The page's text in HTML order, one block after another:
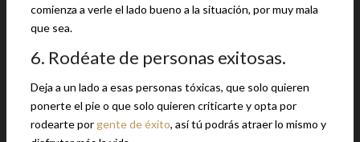
comienza a verle el lado bueno a la situación, por muy mala
que sea.
6. Rodéate de personas exitosas.
Deja a un lado a esas personas tóxicas, que solo quieren
ponerte el pie o que solo quieren criticarte y opta por
rodearte por gente de éxito, así tú podrás atraer lo mismo y